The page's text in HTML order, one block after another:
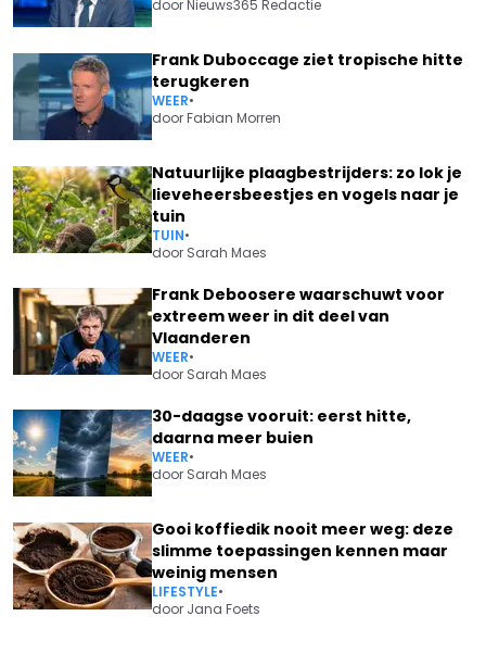
doorNieuws365 Redactie
Frank Duboccage ziet tropische hitte
terugkeren
WEER•
doorFabian Morren
Natuurlijke plaagbestrijders: zo lok je
lieveheersbeestjes en vogels naar je
tuin
TUIN•
door Sarah Maes
Frank Deboosere waarschuwt voor
extreem weer in dit deel van
Vlaanderen
WEER•
door Sarah Maes
30-daagse vooruit: eerst hitte,
daarna meer buien
WEER•
door Sarah Maes
Gooi koffiedik nooit meer weg: deze
slimme toepassingen kennen maar
weinig mensen
LIFESTYLE•
door Jana Foets